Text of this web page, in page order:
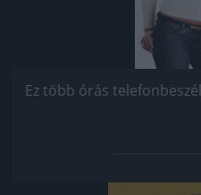
Ez több órás